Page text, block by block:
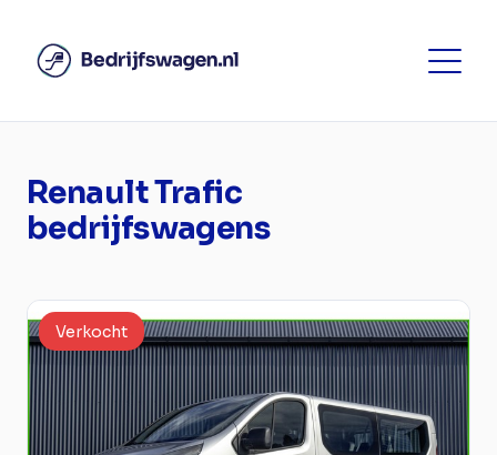
Renault Trafic
bedrijfswagens
Verkocht